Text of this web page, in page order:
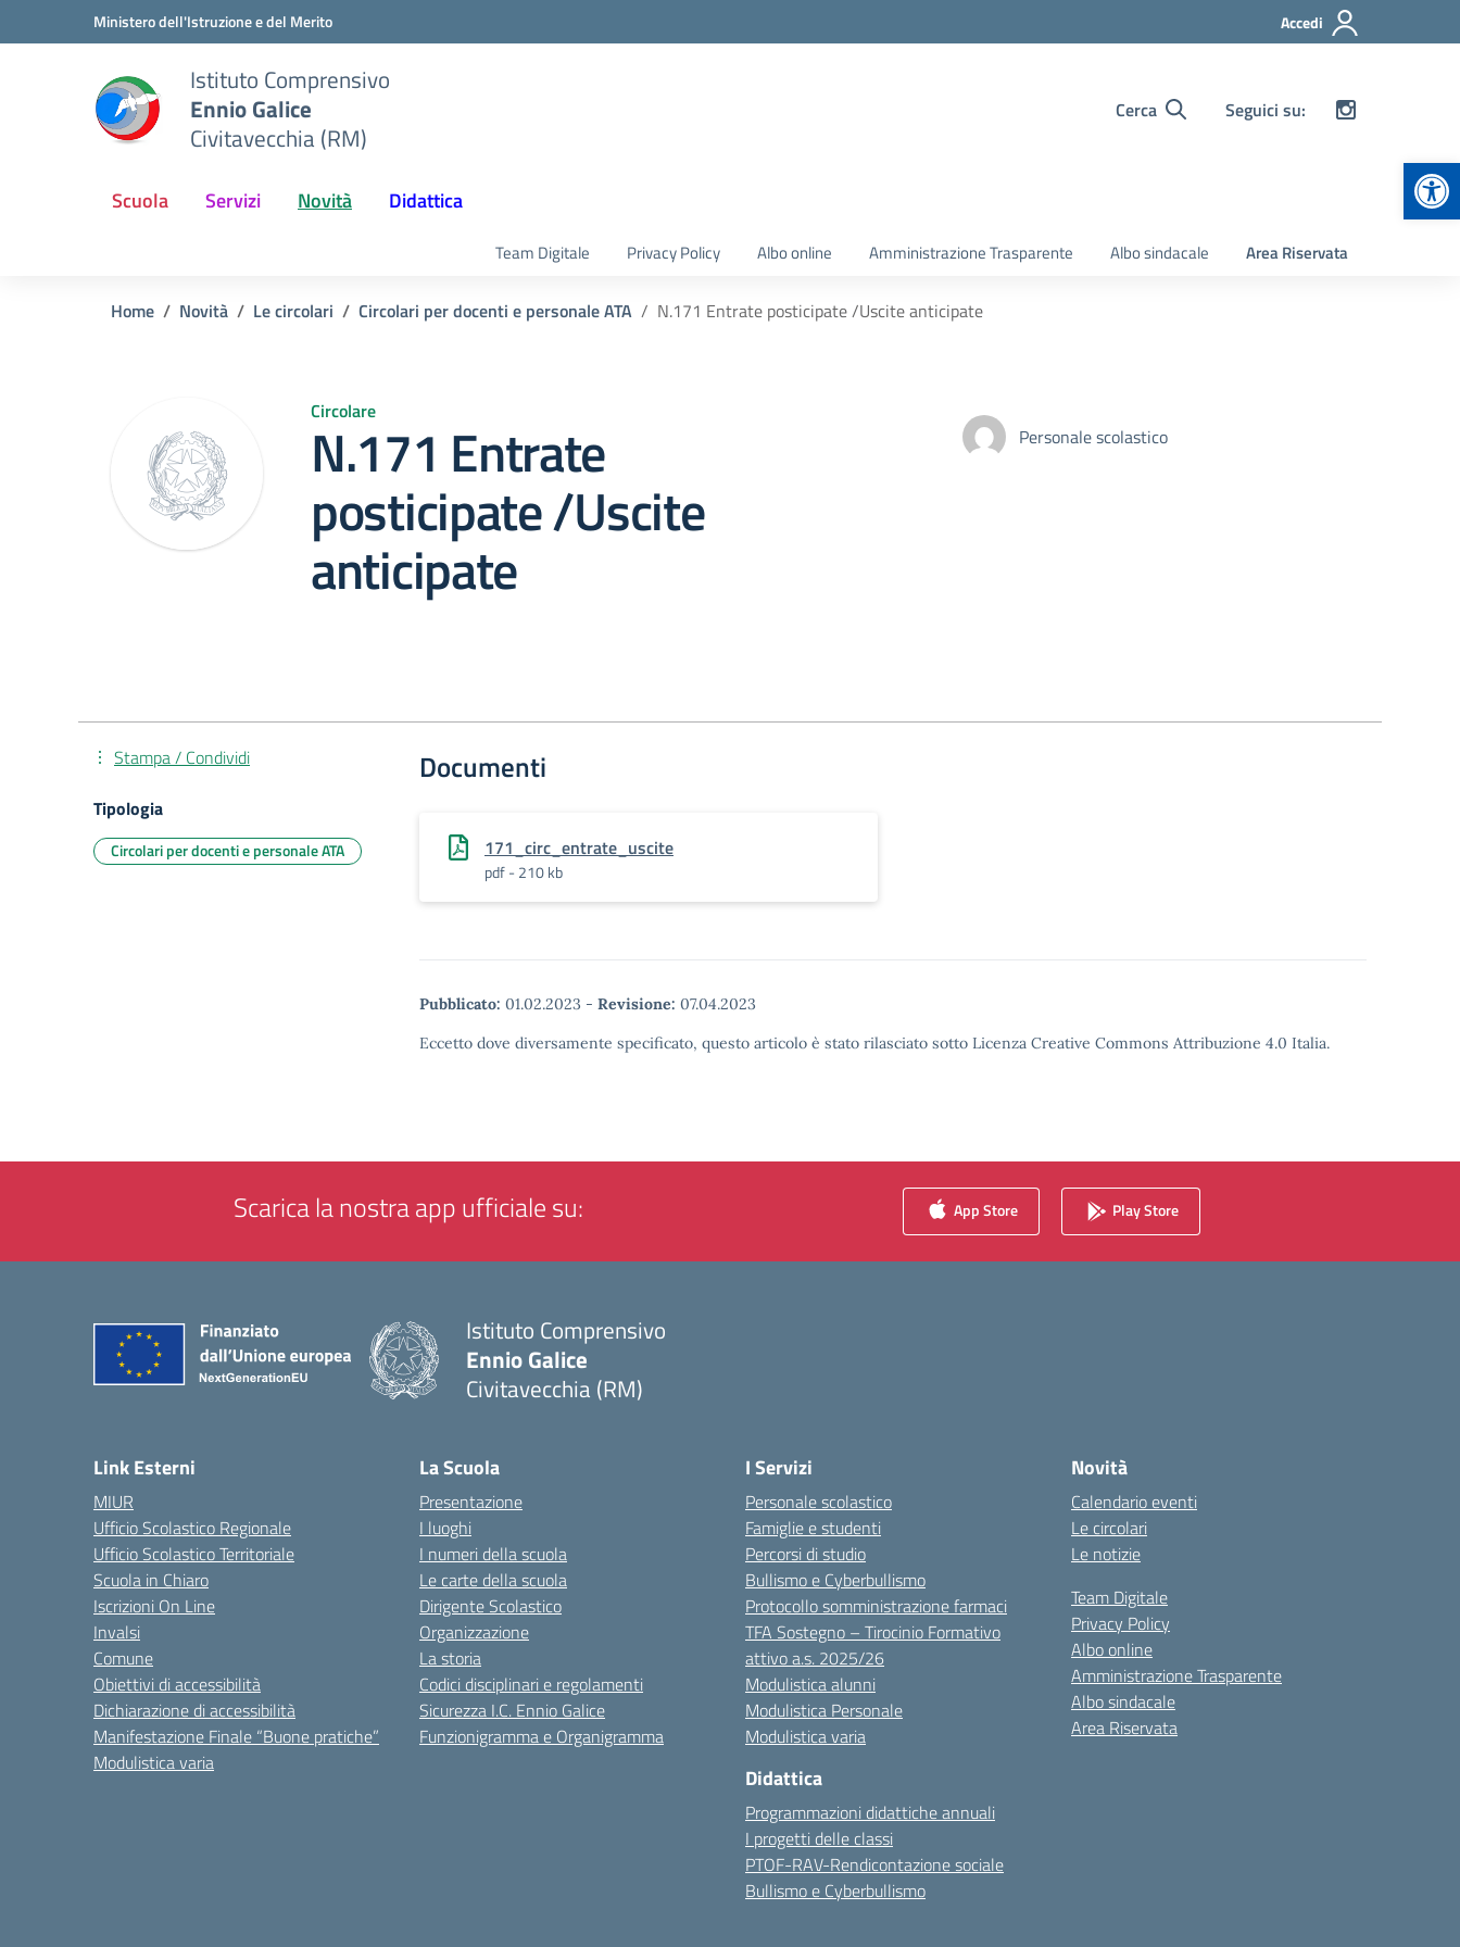
Vai ai contenuti
Vai al menu di navigazioneMinistero dell'Istruzione e del Merito Accedi
Istituto Comprensivo
Ennio Galice
Civitavecchia (RM)
Cerca Seguici su:
Scuola Servizi Novità Didattica
Team Digitale Privacy Policy Albo online Amministrazione Trasparente Albo sindacale Area Riservata
Home Novità Le circolari Circolari per docenti e personale ATA N.171 Entrate posticipate /Uscite anticipate
Circolare
N.171 Entrate
posticipate /Uscite
anticipate
Personale scolastico
Documenti
171_circ_entrate_uscite
pdf - 210 kb
Pubblicato: 01.02.2023 - Revisione: 07.04.2023
Eccetto dove diversamente specificato, questo articolo è stato rilasciato sotto Licenza Creative Commons Attribuzione 4.0 Italia.
Stampa / Condividi
Tipologia
Circolari per docenti e personale ATA
Scarica la nostra app ufficiale su: App Store Play Store
Istituto Comprensivo
Ennio Galice
Civitavecchia (RM)
Link Esterni
MIUR
Ufficio Scolastico Regionale
Ufficio Scolastico Territoriale
Scuola in Chiaro
Iscrizioni On Line
Invalsi
Comune
Obiettivi di accessibilità
Dichiarazione di accessibilità
Manifestazione Finale “Buone pratiche”
Modulistica varia
La Scuola
Presentazione
I luoghi
I numeri della scuola
Le carte della scuola
Dirigente Scolastico
Organizzazione
La storia
Codici disciplinari e regolamenti
Sicurezza I.C. Ennio Galice
Funzionigramma e Organigramma
I Servizi
Personale scolastico
Famiglie e studenti
Percorsi di studio
Bullismo e Cyberbullismo
Protocollo somministrazione farmaci
TFA Sostegno – Tirocinio Formativo
attivo a.s. 2025/26
Modulistica alunni
Modulistica Personale
Modulistica varia
Didattica
Programmazioni didattiche annuali
I progetti delle classi
PTOF-RAV-Rendicontazione sociale
Bullismo e Cyberbullismo
Novità
Calendario eventi
Le circolari
Le notizie
Team Digitale
Privacy Policy
Albo online
Amministrazione Trasparente
Albo sindacale
Area Riservata